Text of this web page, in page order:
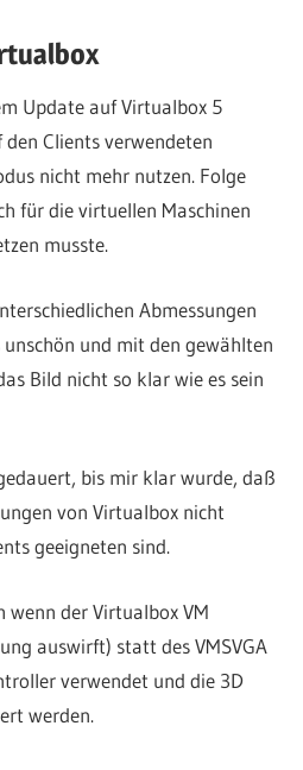
Update auf Virtualbox 5
Clients verwendeten
nicht mehr nutzen. Folge
für die virtuellen Maschinen
musste.
Abmessungen
und mit den gewählten
Bild nicht so klar wie es sein
bis mir klar wurde, daß
von Virtualbox nicht
geeigneten sind.
wenn der Virtualbox VM
auswirft) statt des VMSVGA
verwendet und die 3D
werden.